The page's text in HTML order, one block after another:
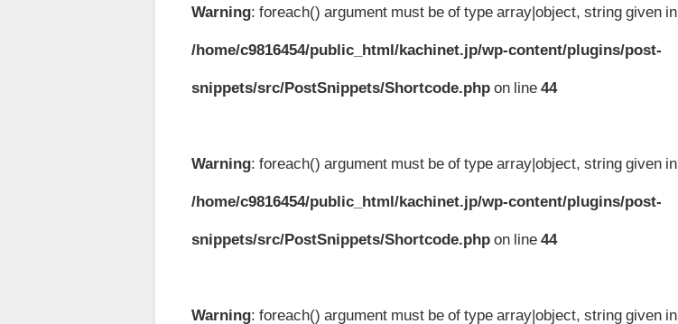
Warning: foreach() argument must be of type array|object, string given in
/home/c9816454/public_html/kachinet.jp/wp-content/plugins/post-
snippets/src/PostSnippets/Shortcode.php on line44
Warning: foreach() argument must be of type array|object, string given in
/home/c9816454/public_html/kachinet.jp/wp-content/plugins/post-
snippets/src/PostSnippets/Shortcode.php on line44
Warning: foreach() argument must be of type array|object, string given in